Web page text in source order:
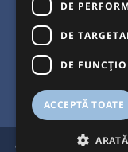
© Bileteria 2004-2026 |
DE
DE
DE
ACCEPTĂ TOATE